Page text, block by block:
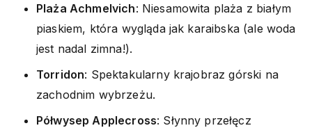
Plaża Achmelvich: Niesamowita plaża z białym
piaskiem, która wygląda jak karaibska (ale woda
jest nadal zimna!).
Torridon: Spektakularny krajobraz górski na
zachodnim wybrzeżu.
Półwysep Applecross: Słynny przełęcz